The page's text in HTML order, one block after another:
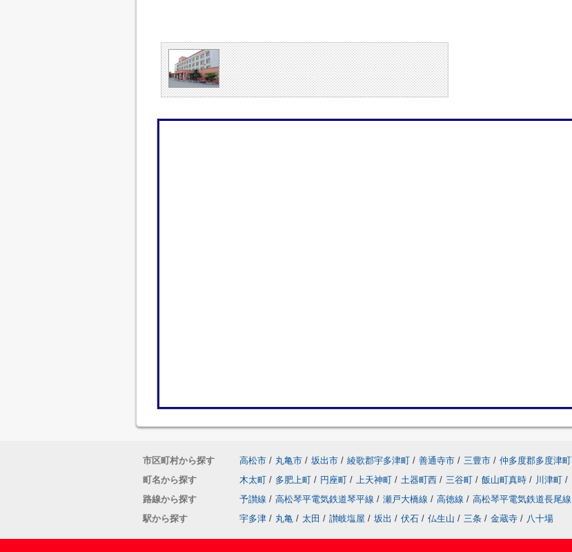
市区町村から探す 高松市 / 丸亀市 / 坂出市 / 綾歌郡宇多津町 / 善通寺市 / 三豊市 / 仲多度郡多度津町
町名から探す
木太町 / 多肥上町 / 円座町 / 上天神町 / 土器町西 / 三谷町 / 飯山町真時 / 川津町 /
路線から探す
予讃線 / 高松琴平電気鉄道琴平線 / 瀬戸大橋線 / 高徳線 / 高松琴平電気鉄道長尾線
駅から探す
宇多津 / 丸亀 / 太田 / 讃岐塩屋 / 坂出 / 伏石 / 仏生山 / 三条 / 金蔵寺 / 八十場